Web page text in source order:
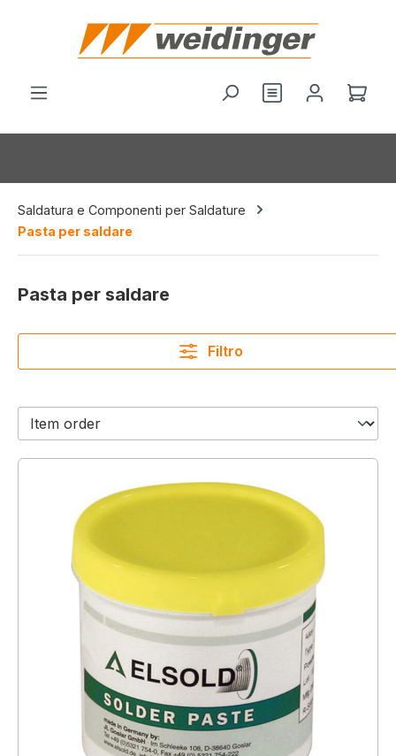
principale
Hai 0 articoliIl
Saldatura e Componenti per Saldature
Pasta per saldare
Pasta per saldare
Filtro